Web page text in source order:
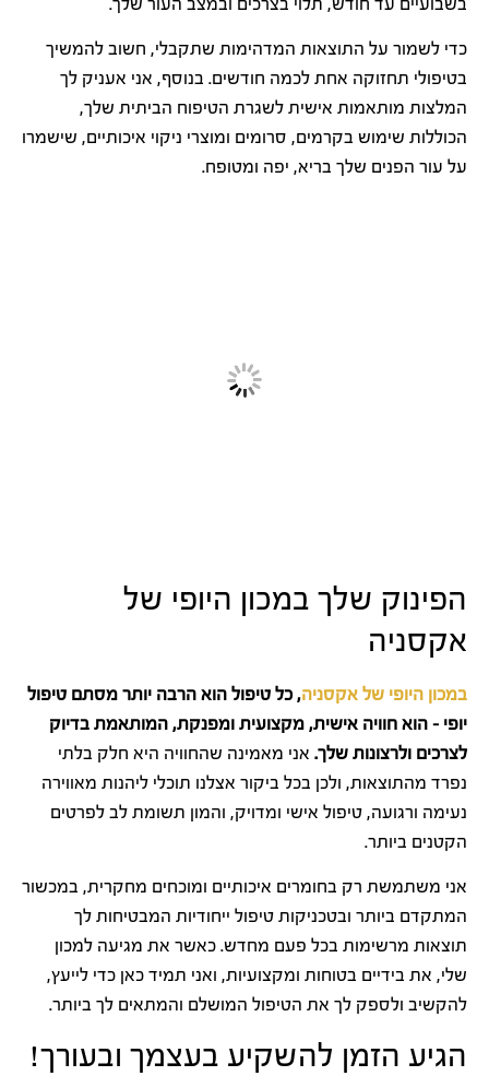
כדי לשמור על התוצאות המדהימות שתקבלי, חשוב להמשיך
בטיפולי תחזוקה אחת לכמה חודשים. בנוסף, אני אעניק לך
המלצות מותאמות אישית לשגרת הטיפוח הביתית שלך,
הכוללות שימוש בקרמים, סרומים ומוצרי ניקוי איכותיים, שישמרו
על עור הפנים שלך בריא, יפה ומטופח.
הפינוק שלך במכון היופי של
אקסניה
במכון היופי של אקסניה, כל טיפול הוא הרבה יותר מסתם טיפול
יופי – הוא חוויה אישית, מקצועית ומפנקת, המותאמת בדיוק
לצרכים ולרצונות שלך. אני מאמינה שהחוויה היא חלק בלתי
נפרד מהתוצאות, ולכן בכל ביקור אצלנו תוכלי ליהנות מאווירה
נעימה ורגועה, טיפול אישי ומדויק, והמון תשומת לב לפרטים
הקטנים ביותר.
אני משתמשת רק בחומרים איכותיים ומוכחים מחקרית, במכשור
המתקדם ביותר ובטכניקות טיפול ייחודיות המבטיחות לך
תוצאות מרשימות בכל פעם מחדש. כאשר את מגיעה למכון
שלי, את בידיים בטוחות ומקצועיות, ואני תמיד כאן כדי לייעץ,
להקשיב ולספק לך את הטיפול המושלם והמתאים לך ביותר.
הגיע הזמן להשקיע בעצמך ובעורך!